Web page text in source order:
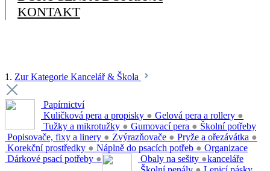
KONTAKT
1. Zur Kategorie Kancelář & Škola
Papírnictví
Kuličková pera a propisky ● Gelová pera a rollery ●
Tužky a mikrotužky ● Gumovací pera ●
Popisovače, fixy a linery ● Zvýrazňovače ● Pryže a ořezávátka ●
Korekční prostředky ● Náplně do psacích potřeb ●
Dárkové psací potřeby ●
Školní potřeby
Obaly na sešity ●
Organizace
kanceláře